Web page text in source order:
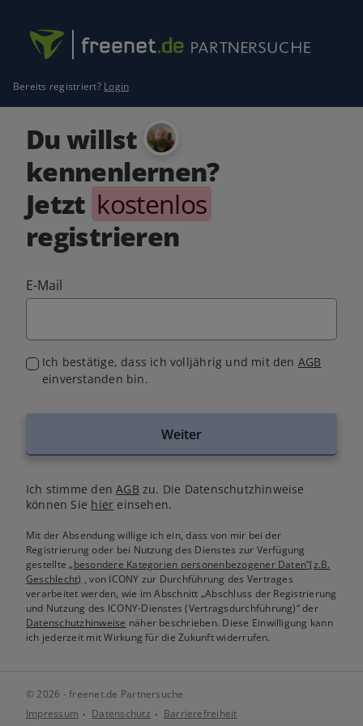
Bereits registriert? Login
Du willst
kennenlernen?
Jetzt kostenlos
registrieren
E-Mail
Ich bestätige, dass ich volljährig und mit den AGB
einverstanden bin.
Weiter
Ich stimme denAGB zu. Die Datenschutzhinweise
können Sie hier einsehen.
Mit der Absendung willige ich ein, dass von mir bei der
Registrierung oder bei Nutzung des Dienstes zur Verfügung
gestellte„besondere Kategorien personenbezogener Daten“(z.B.
Geschlecht) , von ICONY zur Durchführung des Vertrages
verarbeitet werden, wie im Abschnitt „Abschluss der Registrierung
und Nutzung des ICONY-Dienstes (Vertragsdurchführung)“ der
Datenschutzhinweise näher beschrieben. Diese Einwilligung kann
ich jederzeit mit Wirkung für die Zukunft widerrufen.
© 2026 - freenet.de Partnersuche
Impressum
Datenschutz Barrierefreiheit